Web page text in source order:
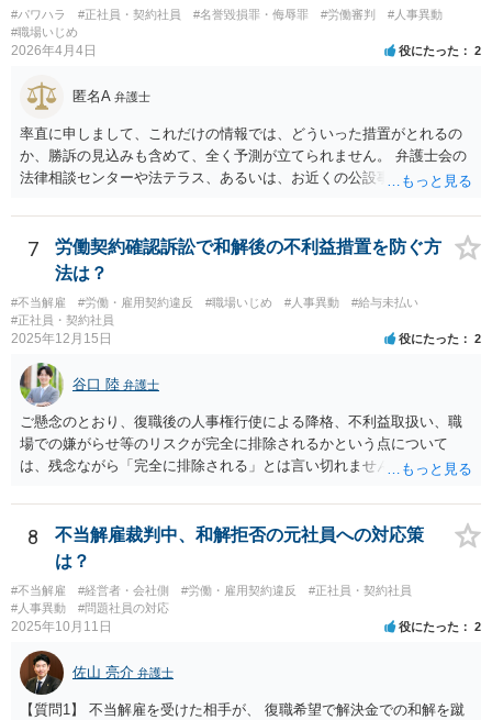
定の申請を検討することが考えられます。
#パワハラ #正社員・契約社員 #名誉毀損罪・侮辱罪 #労働審判
#人事異動
#職場いじめ
2026年4月4日 役にたった 2
匿名A 弁護士
率直に申しまして、これだけの情報では、どういった措置がとれるの
か、勝訴の見込みも含めて、全く予測が立てられません。 弁護士会の
法律相談センターや法テラス、あるいは、お近くの公設事務所（○○ひ
します。
7
労働契約確認訴訟で和解後の不利益措置を防ぐ方
法は？
#不当解雇 #労働・雇用契約違反 #職場いじめ #人事異動
#給与未払い
#正社員・契約社員
2025年12月15日 役にたった 2
谷口 陸 弁護士
ご懸念のとおり、復職後の人事権行使による降格、不利益取扱い、職
場での嫌がらせ等のリスクが完全に排除されるかという点について
は、残念ながら「完全に排除される」とは言い切れません。 理論上
「不利益取扱いの禁止」を入れることも可能 ではありますが、人事評
価や配置、業務内容の変更といった形で行われる間接的な不利益を、
事前に完全に防ぐことは困難なのが実務の現実です。特に外資系企業
の場合、評価制度や職務再編の裁量が広く、形式的には合法に見える
対応が取られる余地も否定できません。
8
不当解雇裁判中、和解拒否の元社員への対応策
は？
#不当解雇 #経営者・会社側 #労働・雇用契約違反
#正社員・契約社員
#人事異動
#問題社員の対応
2025年10月11日 役にたった 2
佐山 亮介 弁護士
【質問1】 不当解雇を受けた相手が、 復職希望で解決金での和解を蹴